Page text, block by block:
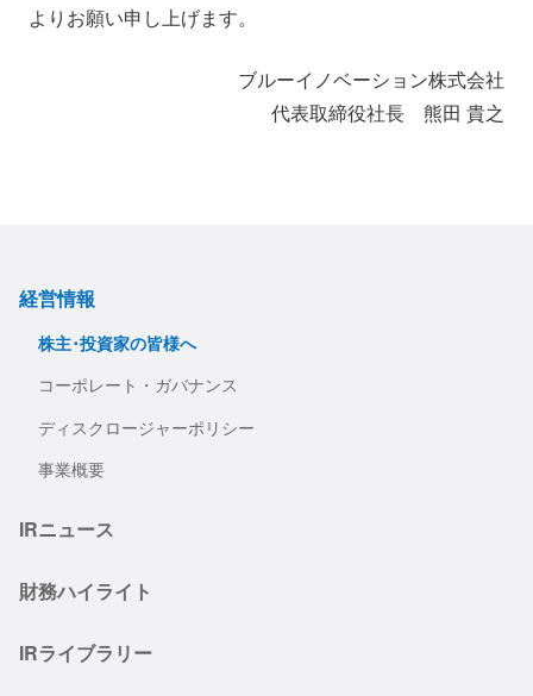
よりお願い申し上げます。
ブルーイノベーション株式会社
代表取締役社長 熊田 貴之
経営情報
株主･投資家の皆様へ
コーポレート・ガバナンス
ディスクロージャーポリシー
事業概要
IRニュース
財務ハイライト
IRライブラリー